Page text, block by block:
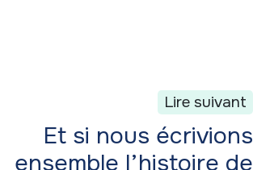
Lire suivant
Et si nous écrivions
ensemble l’histoire de